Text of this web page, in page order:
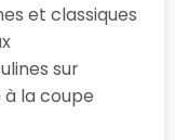
et classiques
sur
à la coupe